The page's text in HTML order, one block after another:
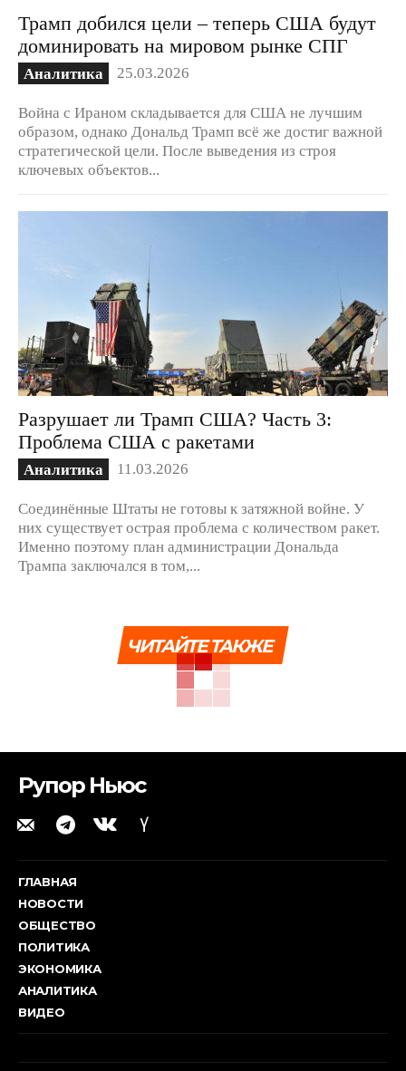
Трамп добился цели – теперь США будут
доминировать на мировом рынке СПГ
Аналитика 25.03.2026
Война с Ираном складывается для США не лучшим
образом, однако Дональд Трамп всё же достиг важной
стратегической цели. После выведения из строя
ключевых объектов...
Разрушает ли Трамп США? Часть 3:
Проблема США с ракетами
Аналитика 11.03.2026
Соединённые Штаты не готовы к затяжной войне. У
них существует острая проблема с количеством ракет.
Именно поэтому план администрации Дональда
Трампа заключался в том,...
ЧИТАЙТЕ ТАКЖЕ
Рупор Ньюс
ГЛАВНАЯ
НОВОСТИ
ОБЩЕСТВО
ПОЛИТИКА
ЭКОНОМИКА
АНАЛИТИКА
ВИДЕО